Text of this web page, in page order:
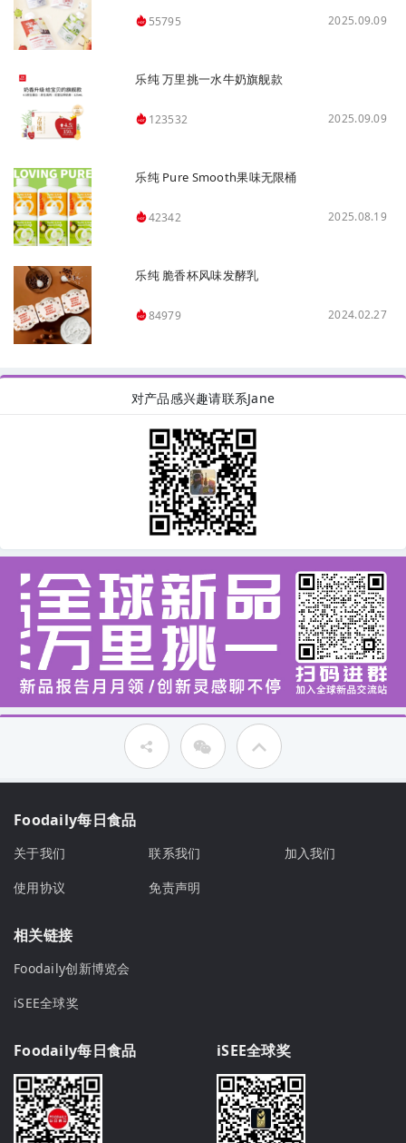
55795 2025.09.09
乐纯 万里挑一水牛奶旗舰款
123532 2025.09.09
乐纯 Pure Smooth果味无限桶
42342 2025.08.19
乐纯 脆香杯风味发酵乳
84979 2024.02.27
对产品感兴趣请联系Jane
Foodaily每日食品
关于我们 联系我们
加入我们
使用协议
免责声明
相关链接
Foodaily创新博览会
iSEE全球奖
Foodaily每日食品 iSEE全球奖